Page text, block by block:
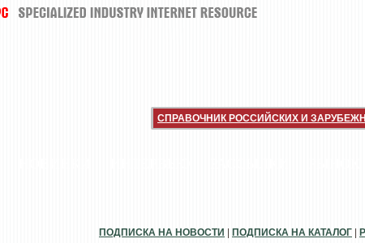
СПРАВОЧНИК РОССИЙСКИХ И
ПОДПИСКА НА НОВОСТИ ПОДПИСКА НА КАТАЛОГ